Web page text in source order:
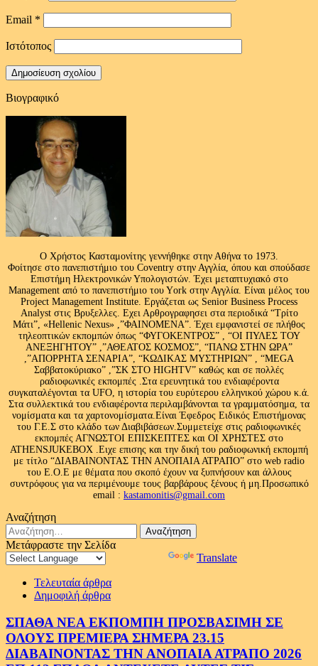
Email *
Ιστότοπος
Βιογραφικό
Ο Χρήστος Κασταμονίτης γεννήθηκε στην Αθήνα το 1973.
Φοίτησε στο πανεπιστήμιο του Coventry στην Αγγλία, όπου και σπούδασε
Επιστήμη Ηλεκτρονικών Υπολογιστών. Έχει μεταπτυχιακό στο
Management από το πανεπιστήμιο του Υork στην Αγγλία. Είναι μέλος του
Project Management Institute. Εργάζεται ως Senior Business Process
Analyst στις Βρυξελλες. Εχει Αρθρογραφησει στα περιοδικά “Τρίτο
Μάτι”, «Hellenic Nexus» ,”ΦΑΙΝΟΜΕΝΑ”. Έχει εμφανιστεί σε πλήθος
τηλεοπτικών εκπομπών όπως “ΦΥΓΟΚΕΝΤΡΟΣ” , “ΟΙ ΠΥΛΕΣ ΤΟΥ
ΑΝΕΞΗΓΗΤΟΥ” ,”ΑΘΕΑΤΟΣ ΚΟΣΜΟΣ”, “ΠΑΝΩ ΣΤΗΝ ΩΡΑ”
,”ΑΠΟΡΡΗΤΑ ΣΕΝΑΡΙΑ”, “ΚΩΔΙΚΑΣ ΜΥΣΤΗΡΙΩΝ” , “MEGA
Σαββατοκύριακο” ,”ΣΚ ΣΤΟ HIGHTV” καθώς και σε πολλές
ραδιοφωνικές εκπομπές .Στα ερευνητικά του ενδιαφέροντα
συγκαταλέγονται τα UFO, η ιστορία του ευρύτερου ελληνικού χώρου κ.ά.
Στα συλλεκτικά του ενδιαφέροντα περιλαμβάνονται τα γραμματόσημα, τα
νομίσματα και τα χαρτονομίσματα.Είναι Έφεδρος Ειδικός Επιστήμονας
του Γ.Ε.Σ στο κλάδο των Διαβιβάσεων.Συμμετείχε στις ραδιοφωνικές
εκπομπές ΑΓΝΩΣΤΟΙ ΕΠΙΣΚΕΠΤΕΣ και ΟΙ ΧΡΗΣΤΕΣ στο
ATHENSJUKEBOX .Ειχε επισης και την δική του ραδιοφωνική εκπομπή
με τίτλο “ΔΙΑΒΑΙΝΟΝΤΑΣ ΤΗΝ ΑΝΟΠΑΙΑ ΑΤΡΑΠΟ” στο web radio
του Ε.Ο.Ε με θέματα που σκοπό έχουν να ξυπνήσουν και άλλους
συντρόφους για να περιμένουμε τους βαρβάρους ξένους ή μη.Προσωπικό
email : kastamonitis@gmail.com
Αναζήτηση
Αναζήτηση
για:
Μετάφραστε την Σελίδα
Translate
Τελευταία άρθρα
Δημοφιλή άρθρα
ΣΠΑΘΑ ΝΕΑ ΕΚΠΟΜΠΗ ΠΡΟΣΒΑΣΙΜΗ ΣΕ
ΟΛΟΥΣ ΠΡΕΜΙΕΡΑ ΣΗΜΕΡΑ 23.15
ΔΙΑΒΑΙΝΟΝΤΑΣ ΤΗΝ ΑΝΟΠΑΙΑ ΑΤΡΑΠΟ 2026